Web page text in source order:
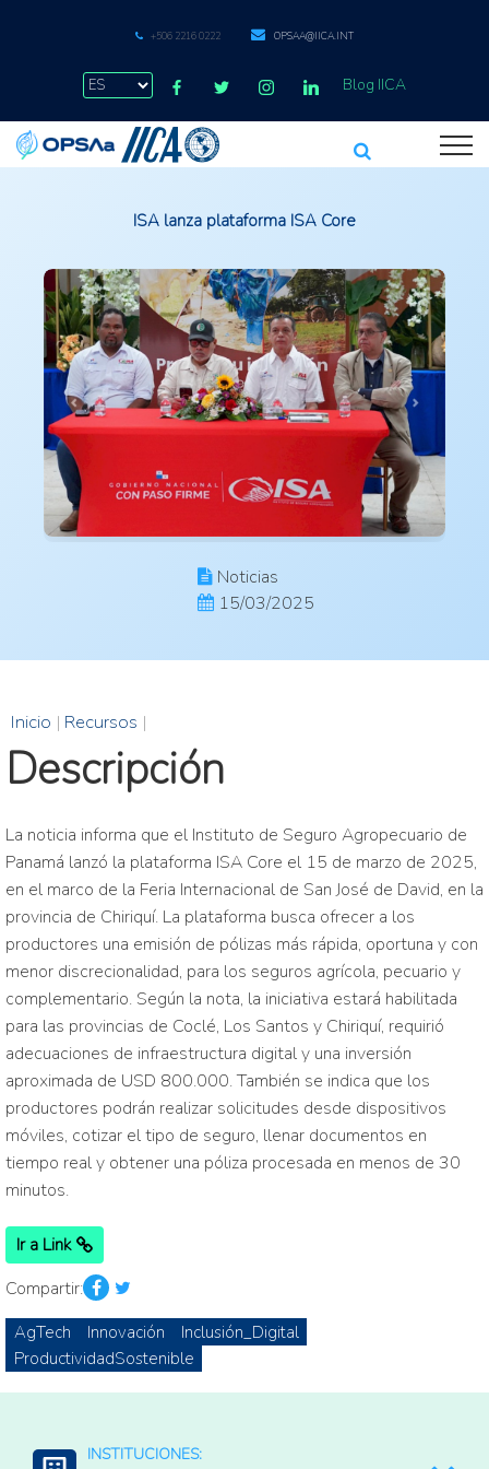
+506 2216 0222 OPSAA@IICA.INT
Blog IICA
ISA lanza plataforma ISA Core
Noticias
15/03/2025
Inicio | Recursos |
Descripción
La noticia informa que el Instituto de Seguro Agropecuario de
Panamá lanzó la plataforma ISA Core el 15 de marzo de 2025,
en el marco de la Feria Internacional de San José de David, en la
provincia de Chiriquí. La plataforma busca ofrecer a los
productores una emisión de pólizas más rápida, oportuna y con
menor discrecionalidad, para los seguros agrícola, pecuario y
complementario. Según la nota, la iniciativa estará habilitada
para las provincias de Coclé, Los Santos y Chiriquí, requirió
adecuaciones de infraestructura digital y una inversión
aproximada de USD 800.000. También se indica que los
productores podrán realizar solicitudes desde dispositivos
móviles, cotizar el tipo de seguro, llenar documentos en
tiempo real y obtener una póliza procesada en menos de 30
minutos.
Ir a Link
Compartir:
AgTech Innovación
Inclusión_Digital
ProductividadSostenible
INSTITUCIONES: